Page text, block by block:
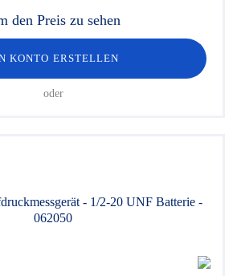
den Preis zu sehen
KONTO ERSTELLEN
oder